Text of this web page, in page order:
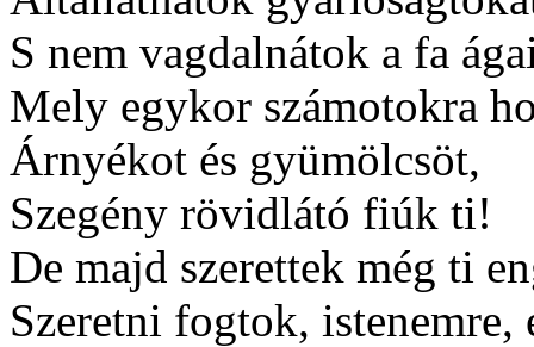
S nem vagdalnátok a fa
Mely egykor számotokra
Árnyékot és gyümölcsöt,
Szegény rövidlátó fiúk ti!
De majd szerettek még ti
Szeretni fogtok, istenemre,